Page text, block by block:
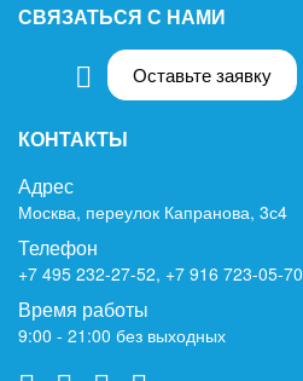
СВЯЗАТЬСЯ С НАМИ
Оставьте заявку
КОНТАКТЫ
Адрес
Москва, переулок Капранова, 3с4
Телефон
+7 495 232-27-52, +7 916 723-05-70
Время работы
9:00 - 21:00 без выходных